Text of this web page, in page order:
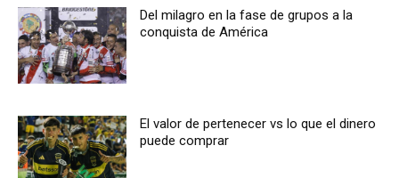
Del milagro en la fase de grupos a la
conquista de América
El valor de pertenecer vs lo que el dinero
puede comprar